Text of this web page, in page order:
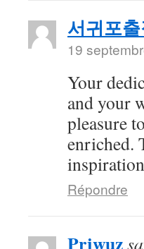
서귀포
19
Your
and your
pleasure
enriched.
Répondre
Prjwuz